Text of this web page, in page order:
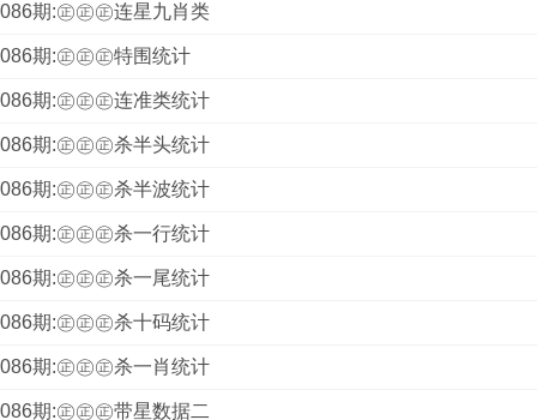
086期:㊣㊣㊣连星九肖类
086期:㊣㊣㊣特围统计
086期:㊣㊣㊣连准类统计
086期:㊣㊣㊣杀半头统计
086期:㊣㊣㊣杀半波统计
086期:㊣㊣㊣杀一行统计
086期:㊣㊣㊣杀一尾统计
086期:㊣㊣㊣杀十码统计
086期:㊣㊣㊣杀一肖统计
086期:㊣㊣㊣带星数据二